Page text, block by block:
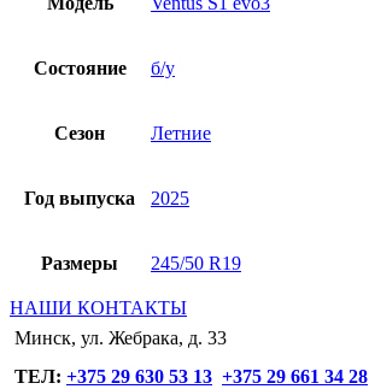
Состояние б/у
Сезон Летние
Год выпуска 2025
Размеры 245/50 R19
НАШИ КОНТАКТЫ
Минск, ул. Жебрака, д. 33
ТЕЛ: +375 29 630 53 13 +375 29 661 34 28